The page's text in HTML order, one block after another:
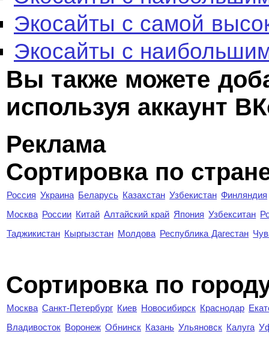
Экосайты с самой
Экосайты с
Вы также можете
используя аккаунт
Реклама
Сортировка по
Россия Украина Беларусь Казахстан Узбекистан Финляндия
Москва России Китай Алтайский край Япония Узбекситан
Таджикистан Кыргызстан Молдова Республика Дагестан
Cортировка по
Москва Санкт-Петербург Киев Новосибирск Краснодар
Владивосток Воронеж Обнинск Казань Ульяновск Калуга